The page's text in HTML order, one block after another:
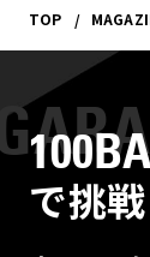
TOP
で挑